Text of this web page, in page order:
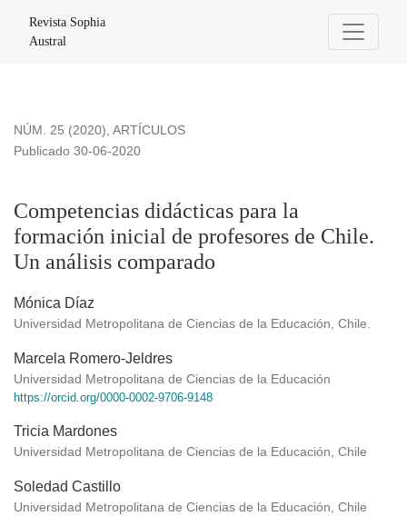
Revista Sophia
Austral
NÚM. 25 (2020), ARTÍCULOS
Competencias didácticas para la
formación inicial de profesores de Chile.
Un análisis comparado
Publicado 30-06-2020
Mónica Díaz
Universidad Metropolitana de Ciencias de la Educación, Chile.
Marcela Romero-Jeldres
Universidad Metropolitana de Ciencias de la Educación
https://orcid.org/0000-0002-9706-9148
Tricia Mardones
Universidad Metropolitana de Ciencias de la Educación, Chile
Soledad Castillo
Universidad Metropolitana de Ciencias de la Educación, Chile